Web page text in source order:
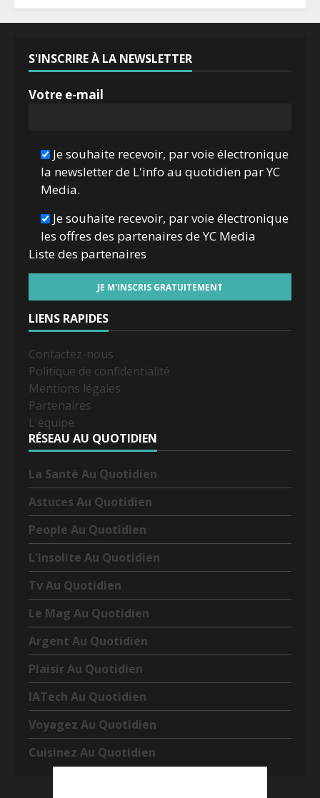
S'INSCRIRE À LA NEWSLETTER
Votre e-mail
Je souhaite recevoir, par voie électronique
la newsletter de L'info au quotidien par YC
Media.
Je souhaite recevoir, par voie électronique
les offres des partenaires de YC Media
Liste des partenaires
LIENS RAPIDES
Contactez-nous
Politique de confidentialité
Mentions légales
Partenaires
L'équipe
RÉSEAU AU QUOTIDIEN
La Santé Au Quotidien
Astuces Au Quotidien
People Au Quotidien
L'Insolite Au Quotidien
Tv Au Quotidien
Le Mag Au Quotidien
Argent Au Quotidien
Plaisir Au Quotidien
IATech Au Quotidien
Voyagez Au Quotidien
Cuisinez Au Quotidien